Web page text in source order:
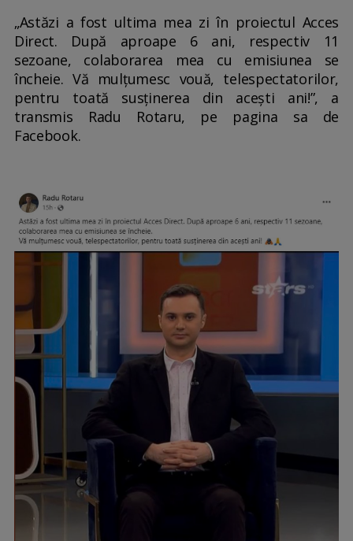
„Astăzi a fost ultima mea zi în proiectul Acces
Direct. După aproape 6 ani, respectiv 11
sezoane, colaborarea mea cu emisiunea se
încheie. Vă mulțumesc vouă, telespectatorilor,
pentru toată susținerea din acești ani!”, a
transmis Radu Rotaru, pe pagina sa de
Facebook.